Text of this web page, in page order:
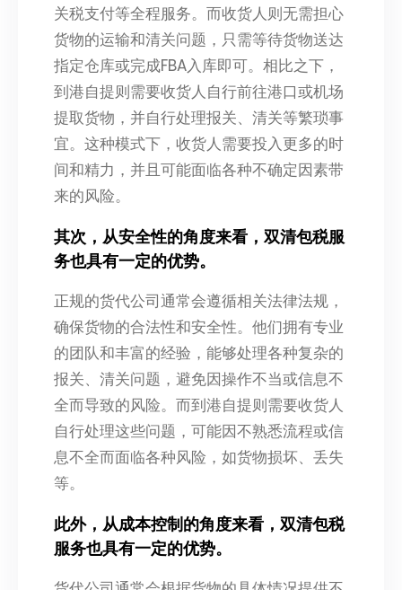
关税支付等全程服务。而收货人则无需担心
货物的运输和清关问题，只需等待货物送达
指定仓库或完成FBA入库即可。相比之下，
到港自提则需要收货人自行前往港口或机场
提取货物，并自行处理报关、清关等繁琐事
宜。这种模式下，收货人需要投入更多的时
间和精力，并且可能面临各种不确定因素带
来的风险。
其次，从安全性的角度来看，双清包税服
务也具有一定的优势。
正规的货代公司通常会遵循相关法律法规，
确保货物的合法性和安全性。他们拥有专业
的团队和丰富的经验，能够处理各种复杂的
报关、清关问题，避免因操作不当或信息不
全而导致的风险。而到港自提则需要收货人
自行处理这些问题，可能因不熟悉流程或信
息不全而面临各种风险，如货物损坏、丢失
等。
此外，从成本控制的角度来看，双清包税
服务也具有一定的优势。